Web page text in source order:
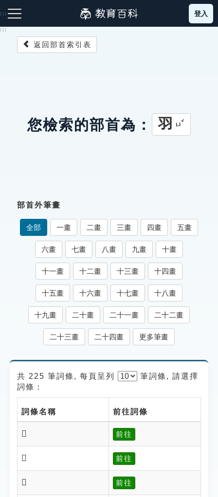
到
主
:::
成語故事
索引選單
知識索引
單字索引
生命大百科索引
遊戲專區
貓頭鷹博士
登入
:::
返回部首索引表
您檢索的部首為： 羽 ㄩˇ
部首外筆畫
全部 一畫 二畫 三畫 四畫 五畫
六畫 七畫 八畫 九畫 十畫
十一畫 十二畫 十三畫 十四畫
十五畫 十六畫 十七畫 十八畫
十九畫 二十畫 二十一畫 二十二畫
二十三畫 二十四畫 更多筆畫
共 225 筆詞條, 每頁呈列 筆詞條, 請選擇
詞條：
詞條名稱 前往詞條
𦐋 前往
𦐌 前往
𦐍 前往